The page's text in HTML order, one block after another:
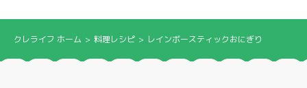
クレライフ ホーム 料理レシピ レインボースティックおにぎり